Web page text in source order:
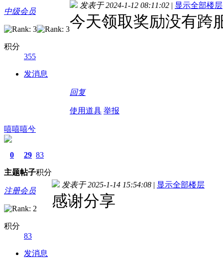
中级会员
积分
355
发消息
发表于 2024-1-12 08:11:02 | 显示全部楼层
今天领取奖励没有跨
回复
使用道具 举报
嘻嘻嘻兮
0
主题
29
帖子
83
积分
注册会员
积分
83
发消息
发表于 2025-1-14 15:54:08 | 显示全部楼层
感谢分享